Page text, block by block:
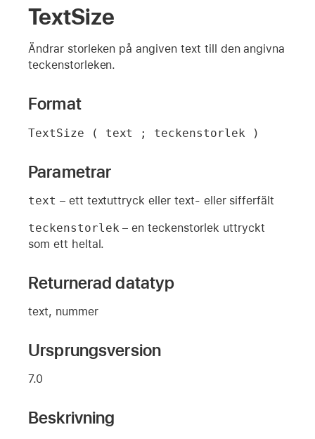
TextSize
Ändrar storleken på angiven text till den angivna
teckenstorleken.
Format
TextSize ( text ; teckenstorlek )
Parametrar
text – ett textuttryck eller text- eller sifferfält
teckenstorlek – en teckenstorlek uttryckt
som ett heltal.
Returnerad datatyp
text, nummer
Ursprungsversion
7.0
Beskrivning